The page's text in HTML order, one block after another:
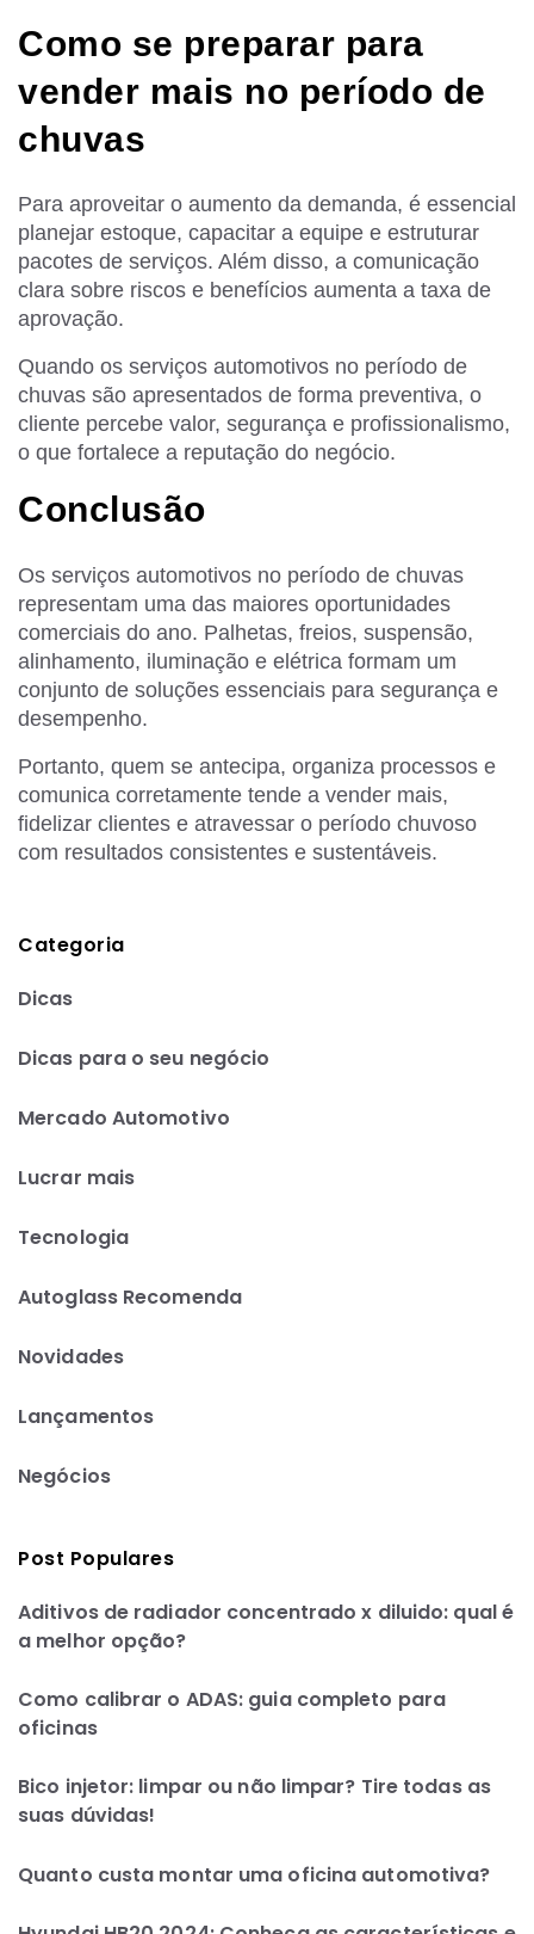
Como se preparar para
vender mais no período de
chuvas
Para aproveitar o aumento da demanda, é essencial
planejar estoque, capacitar a equipe e estruturar
pacotes de serviços. Além disso, a comunicação
clara sobre riscos e benefícios aumenta a taxa de
aprovação.
Quando os serviços automotivos no período de
chuvas são apresentados de forma preventiva, o
cliente percebe valor, segurança e profissionalismo,
o que fortalece a reputação do negócio.
Conclusão
Os serviços automotivos no período de chuvas
representam uma das maiores oportunidades
comerciais do ano. Palhetas, freios, suspensão,
alinhamento, iluminação e elétrica formam um
conjunto de soluções essenciais para segurança e
desempenho.
Portanto, quem se antecipa, organiza processos e
comunica corretamente tende a vender mais,
fidelizar clientes e atravessar o período chuvoso
com resultados consistentes e sustentáveis.
Categoria
Dicas
Dicas para o seu negócio
Mercado Automotivo
Lucrar mais
Tecnologia
Autoglass Recomenda
Novidades
Lançamentos
Negócios
Post Populares
Aditivos de radiador concentrado x diluido: qual é
a melhor opção?
Como calibrar o ADAS: guia completo para
oficinas
Bico injetor: limpar ou não limpar? Tire todas as
suas dúvidas!
Quanto custa montar uma oficina automotiva?